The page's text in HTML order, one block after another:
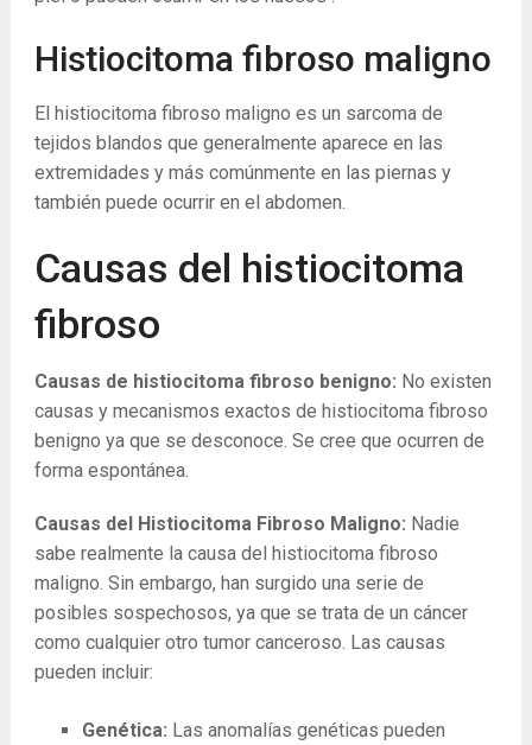
Histiocitoma fibroso maligno
El histiocitoma fibroso maligno es un sarcoma de
tejidos blandos que generalmente aparece en las
extremidades y más comúnmente en las piernas y
también puede ocurrir en el abdomen.
Causas del histiocitoma
fibroso
Causas de histiocitoma fibroso benigno: No existen
causas y mecanismos exactos de histiocitoma fibroso
benigno ya que se desconoce. Se cree que ocurren de
forma espontánea.
Causas del Histiocitoma Fibroso Maligno: Nadie
sabe realmente la causa del histiocitoma fibroso
maligno. Sin embargo, han surgido una serie de
posibles sospechosos, ya que se trata de un cáncer
como cualquier otro tumor canceroso. Las causas
pueden incluir:
Genética: Las anomalías genéticas pueden